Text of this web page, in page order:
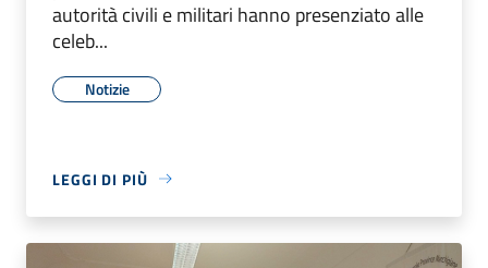
autorità civili e militari hanno presenziato alle
celeb...
Notizie
LEGGI DI PIÙ